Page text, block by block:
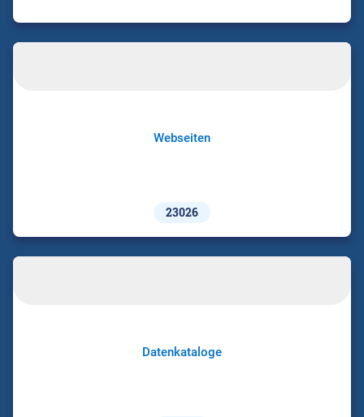
Webseiten
23026
Datenkataloge